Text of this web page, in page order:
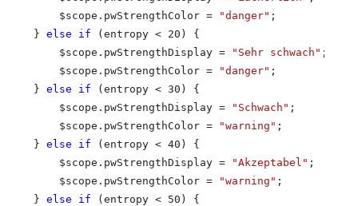
    $scope.pwStrengthColor =
"danger" ;
} else if (entropy < 20) {
    $scope.pwStrengthDisplay =
"Sehr schwach" ;
    $scope.pwStrengthColor =
"danger" ;
} else if (entropy < 30) {
    $scope.pwStrengthDisplay =
"Schwach" ;
    $scope.pwStrengthColor =
"warning" ;
} else if (entropy < 40) {
    $scope.pwStrengthDisplay =
"Akzeptabel" ;
    $scope.pwStrengthColor =
"warning" ;
} else if (entropy < 50) {